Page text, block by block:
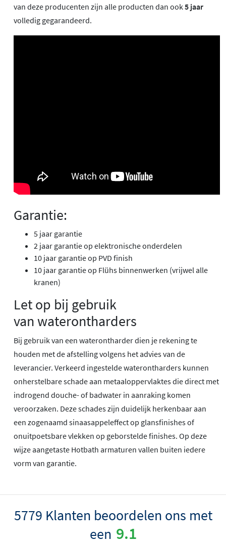
van deze producenten zijn alle producten dan ook5 jaar
volledig gegarandeerd.
Garantie:
5 jaar garantie
2 jaar garantie op elektronische onderdelen
10 jaar garantie op PVD finish
10 jaar garantie op Flühs binnenwerken (vrijwel alle
kranen)
Let op bij gebruik
van waterontharders
Bij gebruik van een waterontharder dien je rekening te
houden met de afstelling volgens het advies van de
leverancier. Verkeerd ingestelde waterontharders kunnen
onherstelbare schade aan metaaloppervlaktes die direct met
indrogend douche- of badwater in aanraking komen
veroorzaken. Deze schades zijn duidelijk herkenbaar aan
een zogenaamd sinaasappeleffect op glansfinishes of
onuitpoetsbare vlekken op geborstelde finishes. Op deze
wijze aangetaste Hotbath armaturen vallen buiten iedere
vorm van garantie.
5779 Klanten beoordelen ons met
een 9.1